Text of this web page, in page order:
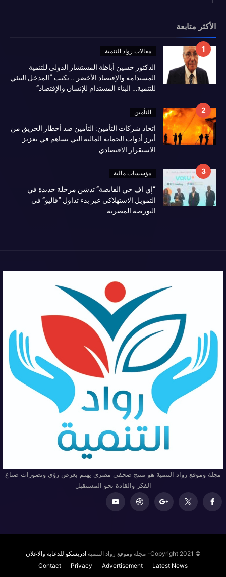
الأكثر متابعة
مقالات رواد التنمية
الدكتور حسين أباظة المستشار الدولي للتنمية
المستدامة والإقتصاد الأخضر .. يكتب “المدخل البيئي
للتنمية… البناء المستدام للإنسان والإقتصاد”
التأمين
اتحاد شركات التأمين: التأمين ضد أخطار الحريق من
أبرز أدوات الحماية المالية التي تساهم في تعزيز
الاستقرار الاقتصادي
مؤسسات مالية
“إي اف جي القابضة” تدشن مرحلة جديدة في
التمويل الاستهلاكي عبر بدء تداول “فاليو” في
البورصة المصرية
مجلة وموقع رواد التنمية هو منتج صحفي مصري يهتم بعرض رؤى وتصورات صناع
الفكر والقادة نحو المستقبل
© Copyright 2021- مجلة وموقع رواد التنمية
ادريسكو للدعاية والاعلان
Latest News
Advertisement
Privacy
Contact